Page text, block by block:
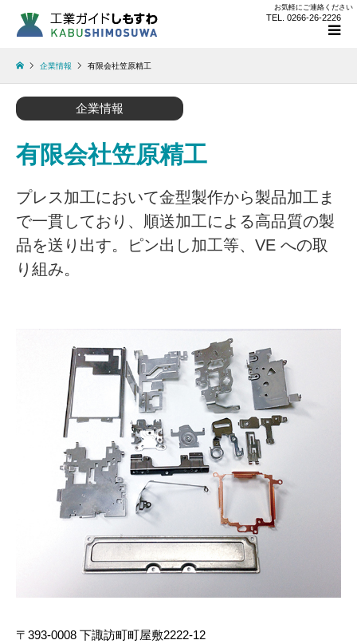
お気軽にご連絡ください
TEL. 0266-26-2226
企業情報 有限会社笠原精工
企業情報
有限会社笠原精工
プレス加工において金型製作から製品加工ま
で一貫しており、順送加工による高品質の製
品を送り出す。ピン出し加工等、VE への取
り組み。
〒393-0008 下諏訪町町屋敷2222-12